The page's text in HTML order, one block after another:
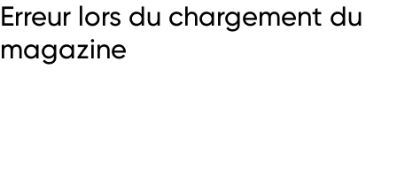
Erreur lors du chargement du
magazine